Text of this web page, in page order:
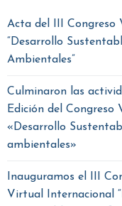
Acta del III Congreso
“Desarrollo
Ambientales”
Culminaron las
Edición del Congreso
«Desarrollo
ambientales»
Inauguramos el III
Virtual Internacional